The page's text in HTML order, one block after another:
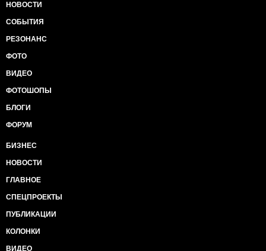
НОВОСТИ
СОБЫТИЯ
РЕЗОНАНС
ФОТО
ВИДЕО
ФОТОШОПЫ
БЛОГИ
ФОРУМ
БИЗНЕС
НОВОСТИ
ГЛАВНОЕ
СПЕЦПРОЕКТЫ
ПУБЛИКАЦИИ
КОЛОНКИ
ВИДЕО